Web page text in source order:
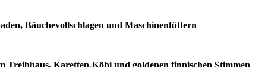
Bäuchevollschlagen und Maschinenfüttern
Treibhaus, Karetten-Köbi und goldenen finnischen Stimmen